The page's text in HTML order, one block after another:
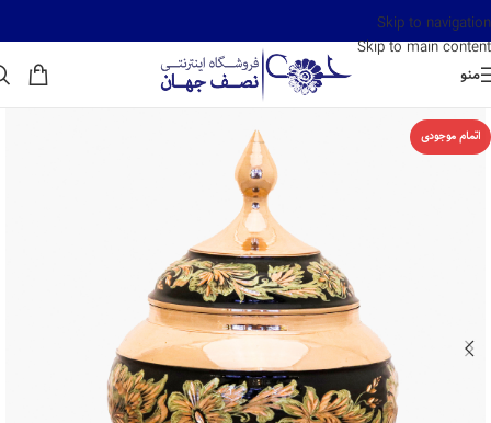
Skip to navigation
Skip to main content
منو
اتمام موجودی